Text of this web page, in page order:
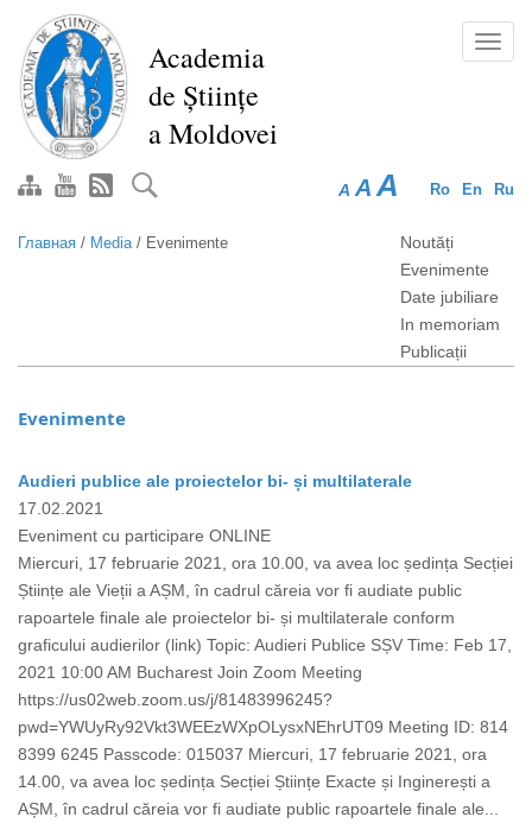
Перейти
основному
содержанию
Academia
de Științe
a Moldovei
Ro En Ru
A A A
Главная / Media/ Evenimente
Noutăți
Evenimente
Date jubiliare
In memoriam
Publicații
Evenimente
Audieri publice ale proiectelor bi- și multilaterale
17.02.2021
Eveniment cu participare ONLINE
Miercuri, 17 februarie 2021, ora 10.00, va avea loc ședința Secției
Științe ale Vieții a AȘM, în cadrul căreia vor fi audiate public
rapoartele finale ale proiectelor bi- și multilaterale conform
graficului audierilor (link) Topic: Audieri Publice SȘV Time: Feb 17,
2021 10:00 AM Bucharest Join Zoom Meeting
https://us02web.zoom.us/j/81483996245?
pwd=YWUyRy92Vkt3WEEzWXpOLysxNEhrUT09 Meeting ID: 814
8399 6245 Passcode: 015037 Miercuri, 17 februarie 2021, ora
14.00, va avea loc ședința Secției Științe Exacte și Inginerești a
AȘM, în cadrul căreia vor fi audiate public rapoartele finale ale...